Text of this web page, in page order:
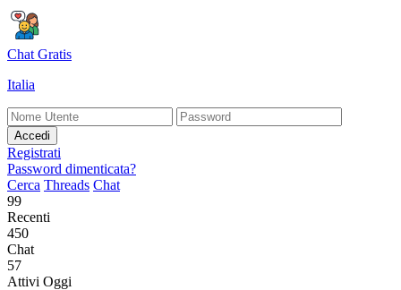
Chat Gratis
Italia
Accedi
Registrati
Password dimenticata?
Cerca Threads Chat
99
Recenti
450
Chat
57
Attivi Oggi